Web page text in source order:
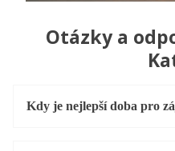
Otázky a
Kdy je nejlepší doba pro